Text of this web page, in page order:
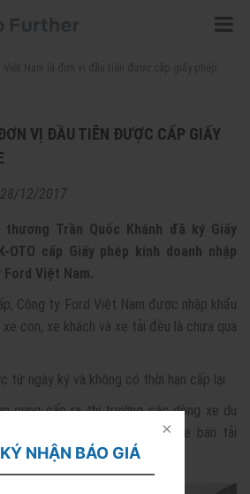
VỊ ĐẦU TIÊN ĐƯỢC CẤP GIẤY
12/2017
Trần Quốc Khánh đã ký Giấy
OTO cấp Giấy phép kinh doanh nhập
Việt Nam.
Công ty Ford Việt Nam được nhập khẩu
con, xe khách và xe tải đều là chưa qua
từ ngày ký và không có thời hạn cấp lại.
cung cấp ra thị trường các dòng xe du
EcoSport, Everest, Explorer, xe bán tải
Ford Transit.
NHẬN BÁO GIÁ